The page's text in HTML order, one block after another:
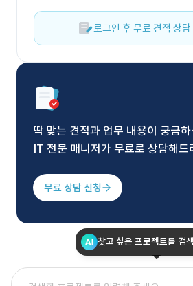
로그인 후 무료 견적 상
딱 맞는 견적과 업무 내용이 궁금
IT 전문 매니저가 무료로 상담해드
무료 상담 신청
찾고 싶은 프로젝트를 검